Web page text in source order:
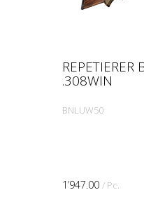
REPETIERER
.308WIN
BNLUW50
1’947.00 / Pc.